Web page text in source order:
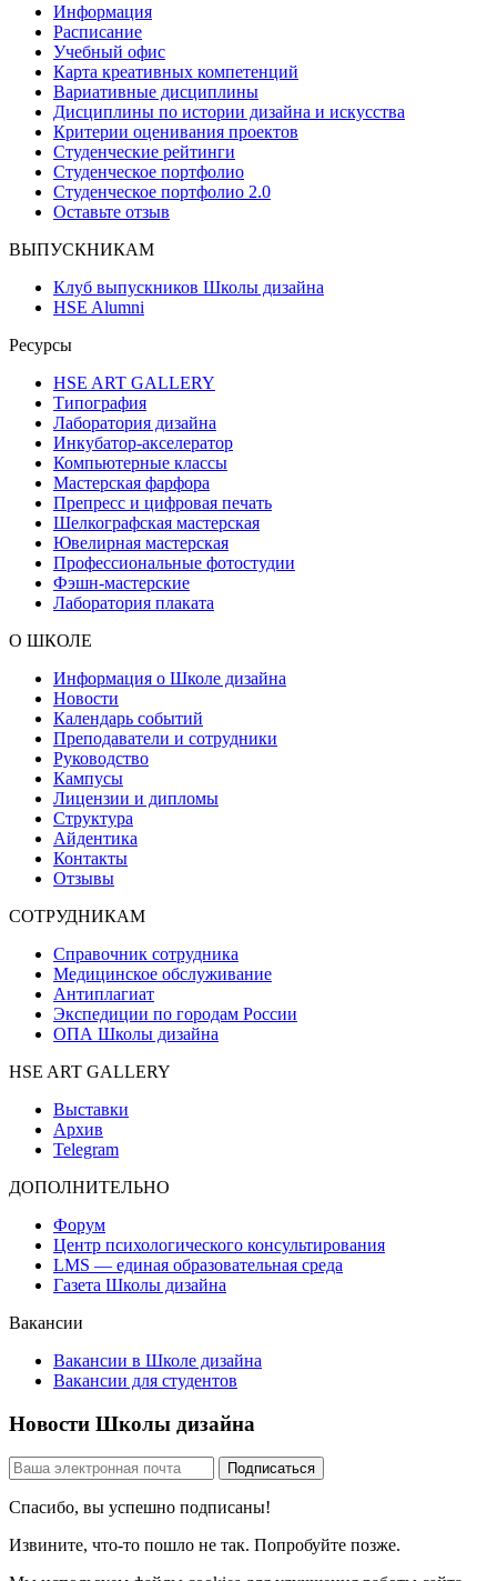
Информация
Расписание
Учебный офис
Карта креативных компетенций
Вариативные дисциплины
Дисциплины по истории дизайна и искусства
Критерии оценивания проектов
Студенческие рейтинги
Студенческое портфолио
Студенческое портфолио 2.0
Оставьте отзыв
ВЫПУСКНИКАМ
Клуб выпускников Школы дизайна
HSE Alumni
Ресурсы
HSE ART GALLERY
Типография
Лаборатория дизайна
Инкубатор-акселератор
Компьютерные классы
Мастерская фарфора
Препресс и цифровая печать
Шелкографская мастерская
Ювелирная мастерская
Профессиональные фотостудии
Фэшн-мастерские
Лаборатория плаката
О ШКОЛЕ
Информация о Школе дизайна
Новости
Календарь событий
Преподаватели и сотрудники
Руководство
Кампусы
Лицензии и дипломы
Структура
Айдентика
Контакты
Отзывы
СОТРУДНИКАМ
Справочник сотрудника
Медицинское обслуживание
Антиплагиат
Экспедиции по городам России
ОПА Школы дизайна
HSE ART GALLERY
Выставки
Архив
Telegram
ДОПОЛНИТЕЛЬНО
Форум
Центр психологического консультирования
LMS — единая образовательная среда
Газета Школы дизайна
Вакансии
Вакансии в Школе дизайна
Вакансии для студентов
Новости Школы дизайна
Спасибо, вы успешно подписаны!
Извините, что-то пошло не так. Попробуйте позже.